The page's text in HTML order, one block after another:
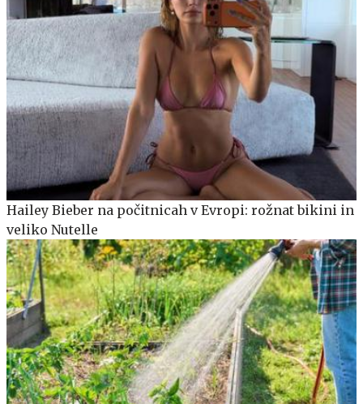
Hailey Bieber na počitnicah v Evropi: rožnat bikini in
veliko Nutelle